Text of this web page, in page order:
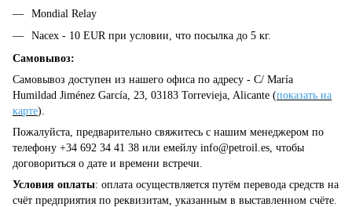
Mondial Relay
Nacex - 10 EUR при условии, что посылка до 5 кг.
Самовывоз:
Самовывоз доступен из нашего офиса по адресу - C/ María
Humildad Jiménez García, 23, 03183 Torrevieja, Alicante (показать на
карте).
Пожалуйста, предварительно свяжитесь с нашим менеджером по
телефону +34 692 34 41 38 или емейлу info@petroil.es , чтобы
договориться о дате и времени встречи.
Условия оплаты: оплата осуществляется путём перевода средств на
счёт предприятия по реквизитам, указанным в выставленном счёте.